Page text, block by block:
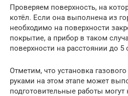
Проверяем поверхность, на
котёл. Если она выполнена из
необходимо на поверхности
покрытие, а прибор в таком
поверхности на расстоянии до 5
Отметим, что установка
руками на этом этапе может
подготовительные работы могут